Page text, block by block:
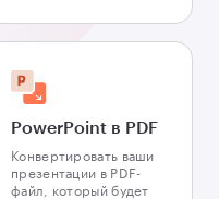
PowerPoint в PDF
Конвертировать ваши
презентации в PDF-
файл, который будет